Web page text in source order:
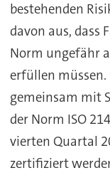
bestehenden
davon aus, dass
Norm ungefähr
erfüllen
gemeinsam mit
der Norm ISO
vierten Quartal
zertifiziert